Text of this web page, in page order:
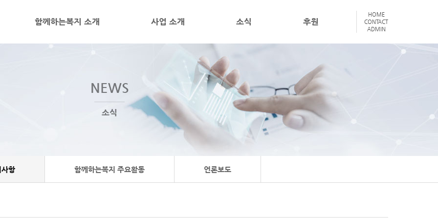
함께하는복지 소개 사업 소개 소식 후원
HOME
CONTACT
ADMIN
NEWS
소식
항 함께하는복지 주요활동 언론보도